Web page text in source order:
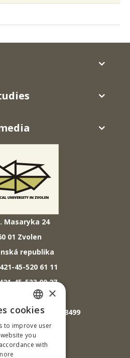
Masaryka 24
01 Zvolen
republika
45-520 61 11
45-533 00 27
info@tuzvo.sk
48.572024,19.118499
00397440
SLOVAK
ENGLISH
×
cookies
to improve user
you
with